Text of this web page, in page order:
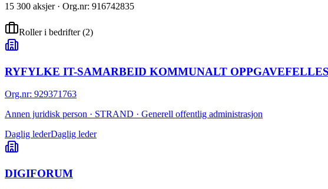
15 300 aksjer · Org.nr: 916742835
Roller i bedrifter(2)
RYFYLKE IT-SAMARBEID KOMMUNALT
Org.nr: 929371763
Annen juridisk person · STRAND · Generell offentlig administrasjon
Daglig lederDaglig leder
DIGIFORUM